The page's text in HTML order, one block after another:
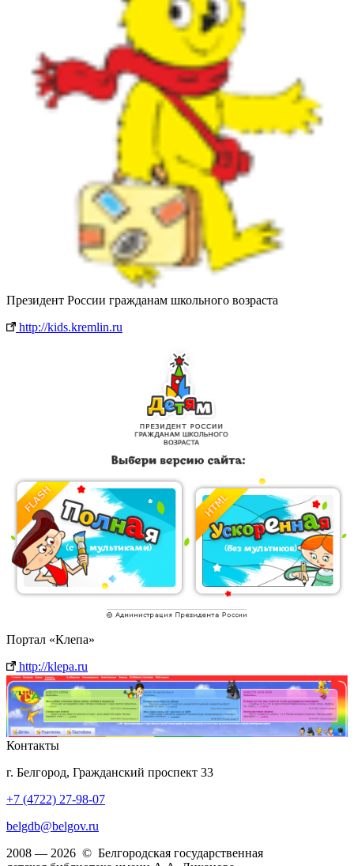
Президент России гражданам школьного возраста
http://kids.kremlin.ru
Портал «Клепа»
http://klepa.ru
Контакты
г. Белгород, Гражданский проспект 33
+7 (4722) 27-98-07
belgdb@belgov.ru
2008 — 2026 © Белгородская государственная